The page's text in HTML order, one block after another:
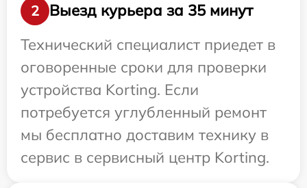
2
Выезд курьера за 35 минут
Технический специалист приедет в
оговоренные сроки для проверки
устройства Korting. Если
потребуется углубленный ремонт
мы бесплатно доставим технику в
сервис в сервисный центр Korting.